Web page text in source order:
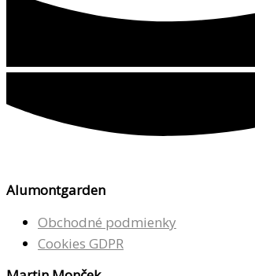
Alumontgarden
Obchodné podmienky
Cookies GDPR